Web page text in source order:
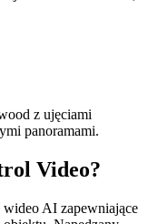
z ujęciami
panoramami.
Video?
wideo AI zapewniające